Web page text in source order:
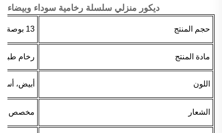
ديكور منزلي سلسلة رخامية سوداء وبيضاء
حجم المنتج 13 بوصة أو يمكن تخصيصها
مادة المنتج رخام
اللون أبيض،
الشعار مخصص أو